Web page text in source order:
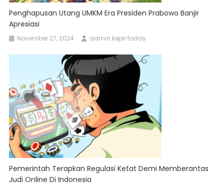
Penghapusan Utang UMKM Era Presiden Prabowo Banjir
Apresiasi
November 27, 2024 admin kepri today
Pemerintah Terapkan Regulasi Ketat Demi Memberantas
Judi Online Di Indonesia